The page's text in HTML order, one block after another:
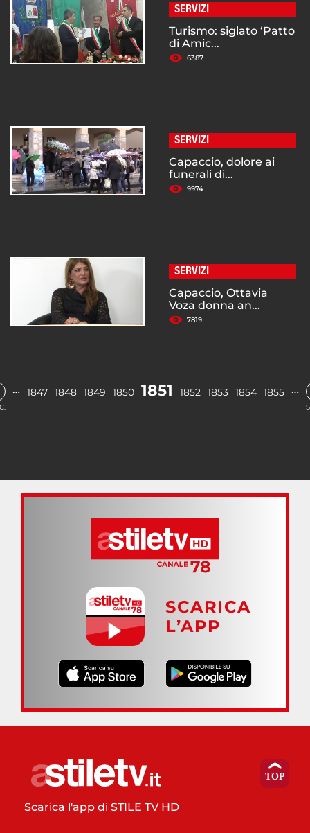
SERVIZI
Turismo: siglato ‘Patto
di Amic...
6387
SERVIZI
Capaccio, dolore ai
funerali di...
9974
SERVIZI
Capaccio, Ottavia
Voza donna an...
7819
… 1847 1848 1849 1850 1851 1852 1853 1854 1855 …
SCARICA
L’APP
Scarica l'app di STILE TV HD